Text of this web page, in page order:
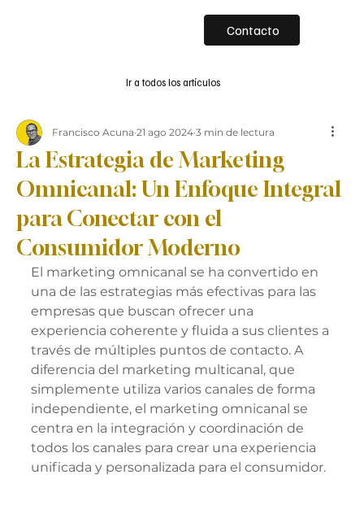
Contacto
Ir a todos los artículos
La Estrategia de Marketing
Omnicanal: Un Enfoque Integral
para Conectar con el
Consumidor Moderno
Francisco Acuna 21 ago 2024 3 min de lectura
El marketing omnicanal se ha convertido en
una de las estrategias más efectivas para las
empresas que buscan ofrecer una
experiencia coherente y fluida a sus clientes a
través de múltiples puntos de contacto. A
diferencia del marketing multicanal, que
simplemente utiliza varios canales de forma
independiente, el marketing omnicanal se
centra en la integración y coordinación de
todos los canales para crear una experiencia
unificada y personalizada para el consumidor.